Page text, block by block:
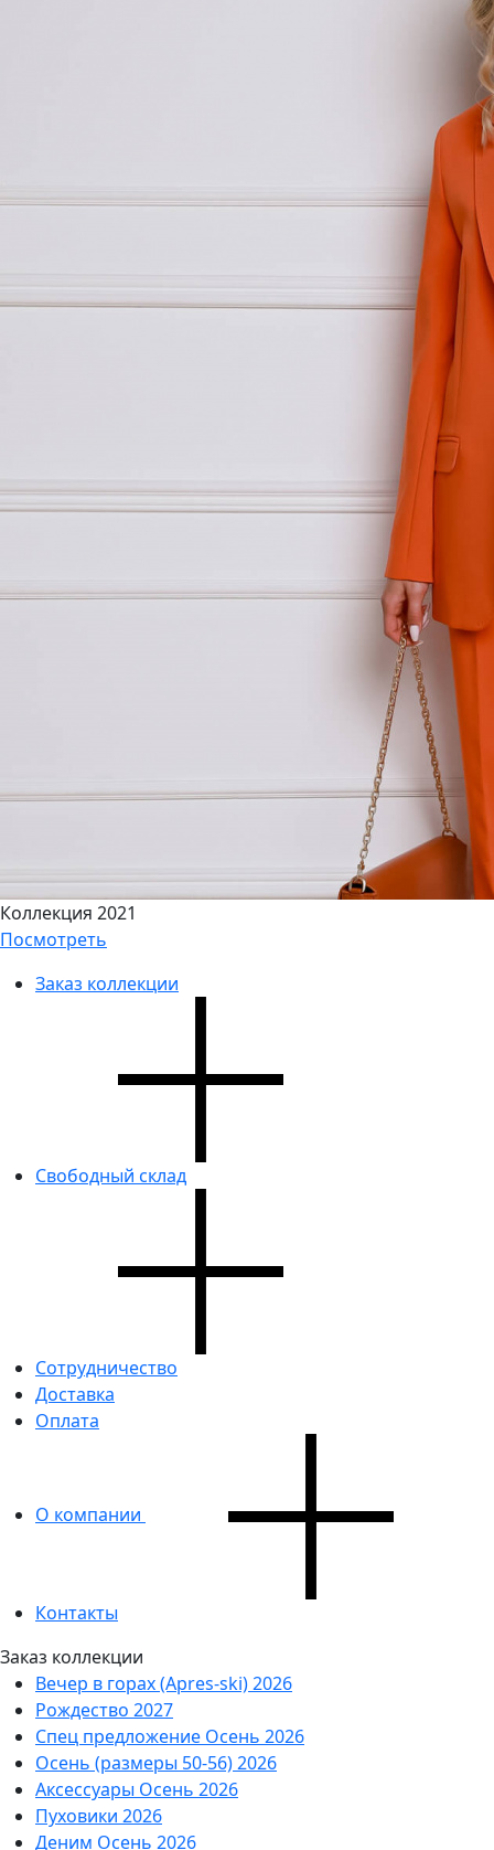
Коллекция 2021
Посмотреть
Заказ коллекции
Свободный склад
Сотрудничество
Доставка
Оплата
О компании
Контакты
Заказ коллекции
Вечер в горах (Apres-ski) 2026
Рождество 2027
Спец предложение Осень 2026
Осень (размеры 50-56) 2026
Аксессуары Осень 2026
Пуховики 2026
Деним Осень 2026